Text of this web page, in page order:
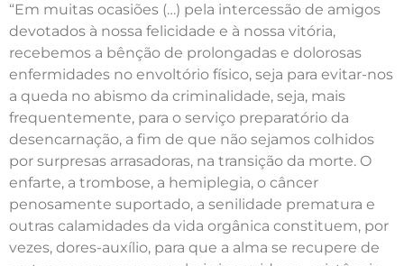
“Em muitas ocasiões (…) pela intercessão de amigos
devotados à nossa felicidade e à nossa vitória,
recebemos a bênção de prolongadas e dolorosas
enfermidades no envoltório físico, seja para evitar-nos
a queda no abismo da criminalidade, seja, mais
frequentemente, para o serviço preparatório da
desencarnação, a fim de que não sejamos colhidos
por surpresas arrasadoras, na transição da morte. O
enfarte, a trombose, a hemiplegia, o câncer
penosamente suportado, a senilidade prematura e
outras calamidades da vida orgânica constituem, por
vezes, dores-auxílio, para que a alma se recupere de